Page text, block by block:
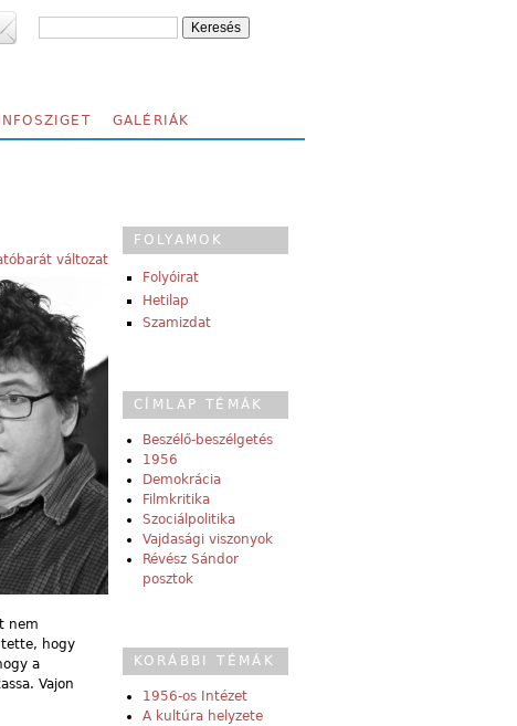
INFOSZIGET GALÉRIÁK
változat
nem
tette, hogy
a
Vajon
FOLYAMOK
Folyóirat
Hetilap
Szamizdat
CÍMLAP TÉMÁK
Beszélő-beszélgetés
1956
Demokrácia
Filmkritika
Szociálpolitika
Vajdasági viszonyok
Révész Sándor
posztok
KORÁBBI TÉMÁK
1956-os Intézet
A kultúra helyzete